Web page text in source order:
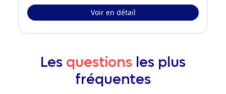
Voir en détail
Les questions les plus
fréquentes